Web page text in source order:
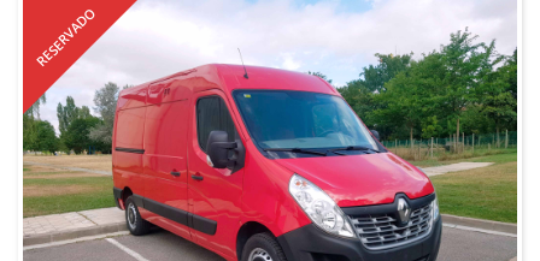
RESERVADO